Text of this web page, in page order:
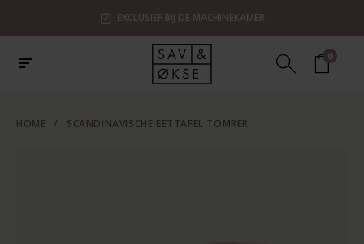
EXCLUSIEF BIJ DE MACHINEKAMER
0
HOME / SCANDINAVISCHE EETTAFEL TOMRER